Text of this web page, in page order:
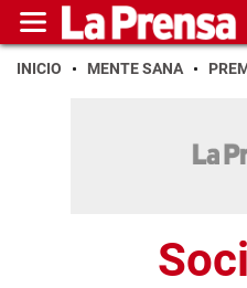
INICIO MENTE SANA